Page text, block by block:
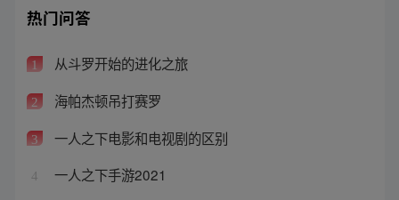
热门问答
1 从斗罗开始的进化之旅
2 海帕杰顿吊打赛罗
3 一人之下电影和电视剧的区别
4 一人之下手游2021